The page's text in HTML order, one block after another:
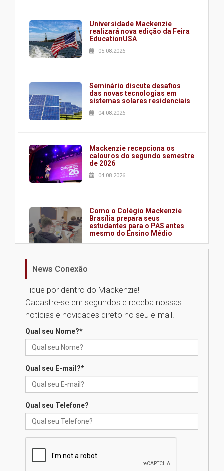
Universidade Mackenzie
realizará nova edição da Feira
EducationUSA
05.08.2026
Seminário discute desafios
das novas tecnologias em
sistemas solares residenciais
04.08.2026
Mackenzie recepciona os
calouros do segundo semestre
de 2026
04.08.2026
Como o Colégio Mackenzie
Brasília prepara seus
estudantes para o PAS antes
mesmo do Ensino Médio
04.08.2026
na educação dos filhos além da
escola
04.08.2026
docentes para debater
Professora do Mackenzie é
finalista do Prêmio Jabuti com
04.08.2026
News Conexão
Fique por dentro do Mackenzie!
Cadastre-se em segundos e receba nossas
notícias e novidades direto no seu e-mail.
Qual seu Nome?*
Qual seu E-mail?*
Qual seu Telefone?